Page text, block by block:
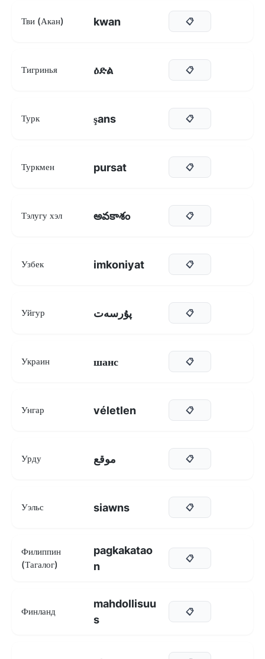
Тви (Акан) kwan 📋
Тигринья ዕድል 📋
Турк şans 📋
Туркмен pursat 📋
Тэлугу хэл అవకాశం 📋
Узбек imkoniyat 📋
Уйгур پۇرسەت 📋
Украин шанс 📋
Унгар véletlen 📋
Урду موقع 📋
Уэльс siawns 📋
Филиппин
(Тагалог)
pagkakatao
n
📋
Финланд
mahdollisuu
s
📋